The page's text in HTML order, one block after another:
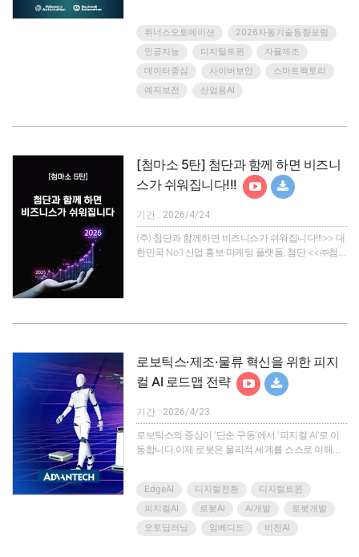
술동향 포럼' 웨비나에서는 데이터 중심의 혁신을 넘
어, 지능형 제조 환경을 실현하는 최신 기술과 실전
솔루션을 한 자리에서 소개합니다.위너스오토메이션
이 주최하는 이번 행사에서는 글로벌 리더인
Rockwell Automation, Rittal과 함께 자율 제조를 위
위너스오토메이션
2026자동기술동향포럼
인공지능
디지털트윈
자율제조
데이터중심
사이버보안
스마트팩토리
예지보전
산업용AI
[첨마소 5탄] 첨단과 함께 하면 비즈니
스가 쉬워집니다!!!
기간 : 2026/4/24
(주) 첨단과 함께하면 비즈니스가 쉬워집니다!!!>> 대
한민국 No.1 산업 홍보·마케팅 플랫폼, 첨단 <<㈜첨단
팅 서비스를 제공합니다.> 월 200만 PV를 자랑하는
웨비..
로보틱스·제조·물류 혁신을 위한 피지
컬 AI 로드맵 전략
기간 : 2026/4/23
로보틱스의 중심이 '단순 구동'에서 '피지컬 AI'로 이
동합니다.이제 로봇은 물리적 세계를 스스로 이해하
현하는 강력한 엣지 컴퓨팅 하드웨어로, 이미 글로벌
물류 및 제조 현장에서 로봇의 지능형 두뇌 역할을 수
행하고 있습니다.이번 웨비나에서는 NVIDIA
Blackwell GPU를 활용한 피지컬 AI의 최신 트렌드와
EdgeAI 디지털전환
디지털트윈
피지컬AI
로봇AI AI개발
로봇개발
오토딥러닝
임베디드 비전AI